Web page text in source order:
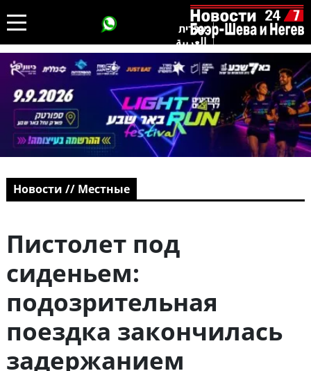
עברית
العربية
Новости // Местные
Пистолет под
сиденьем:
подозрительная
поездка закончилась
задержанием